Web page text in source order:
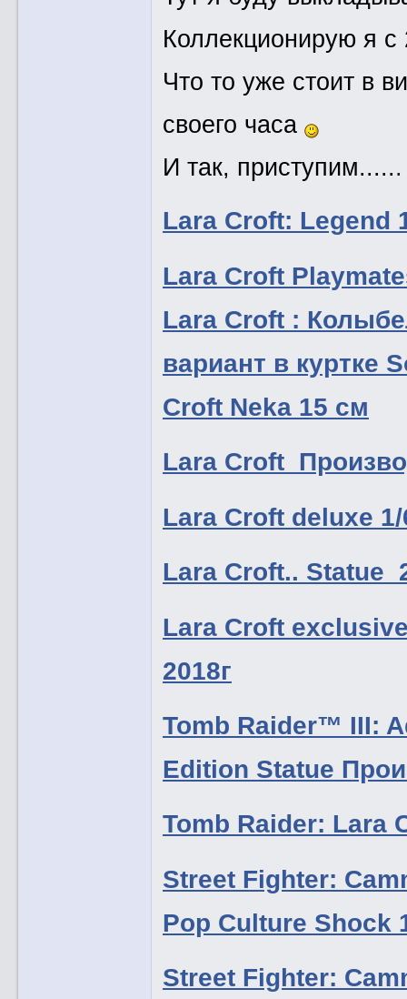
Коллекционирую я с
Что то уже стоит в
своего часа
И так, приступим......
Lara Croft: Legend
Lara Croft
Lara Croft :
вариант в куртке
Croft Neka 15 см
Lara Croft
Lara Croft deluxe
Lara Croft.. Statue
Lara Croft
2018г
Tomb Raider™ III:
Edition Statue
Tomb Raider: Lara
Street Fighter:
Pop Culture Shock
Street Fighter: